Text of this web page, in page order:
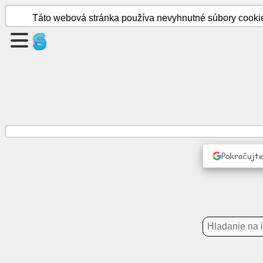
Vytvorte
Táto webová stránka používa nevyhnutné súbory